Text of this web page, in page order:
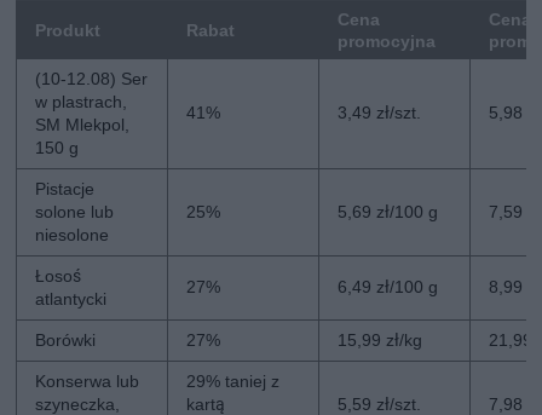
Produkt Rabat
Cena
promocyjna
Cena
(10-12.08) Ser
w plastrach,
SM Mlekpol,
150 g
41% 3,49 zł/szt. 5,98
Pistacje
solone lub
niesolone
25% 5,69 zł/100 g 7,59
Łosoś
atlantycki
27% 6,49 zł/100 g 8,99
Borówki 27% 15,99 zł/kg 21,99
Konserwa lub
szyneczka,
29% taniej z
kartą
5,59 zł/szt. 7,98